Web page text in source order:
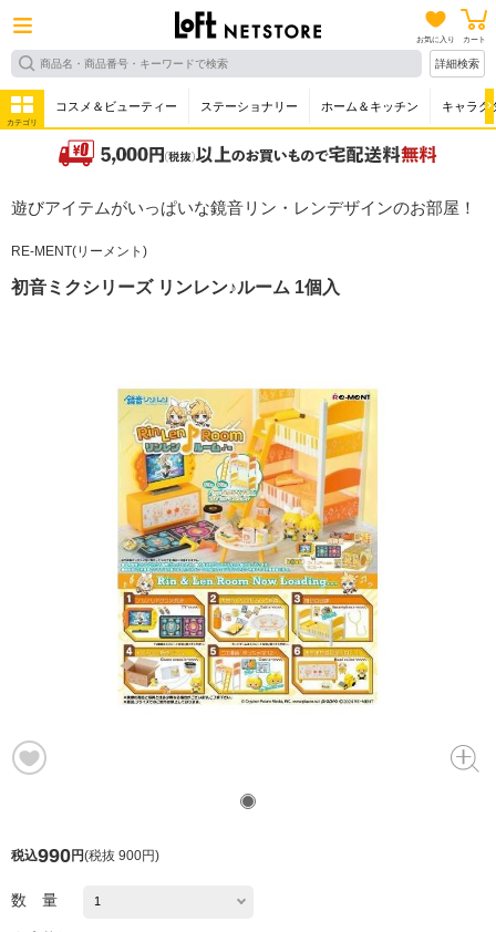
お気に入り カート
詳細検索
カテゴリ
コスメ＆ビューティー ステーショナリー ホーム＆キッチン キャラク
遊びアイテムがいっぱいな鏡音リン・レンデザインのお部屋！
RE-MENT(リーメント)
初音ミクシリーズ リンレン♪ルーム 1個入
税込990円(税抜 900円)
数 量